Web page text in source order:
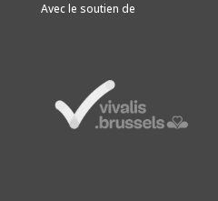
Avec le soutien de